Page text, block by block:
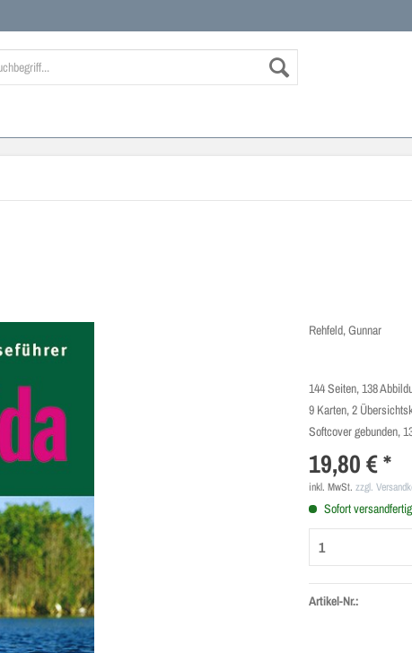
Rehfeld, Gunnar
144 Seiten, 138
9 Karten, 2
Softcover gebunden,
19,80 € *
inkl. MwSt.zzgl.
Sofort
Artikel-Nr.: